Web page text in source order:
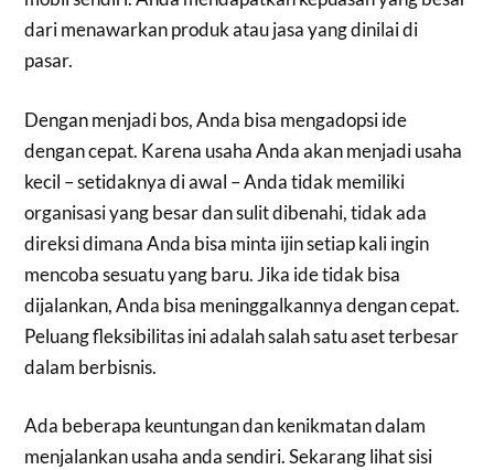
dari menawarkan produk atau jasa yang dinilai di
pasar.
Dengan menjadi bos, Anda bisa mengadopsi ide
dengan cepat. Karena usaha Anda akan menjadi usaha
kecil – setidaknya di awal – Anda tidak memiliki
organisasi yang besar dan sulit dibenahi, tidak ada
direksi dimana Anda bisa minta ijin setiap kali ingin
mencoba sesuatu yang baru. Jika ide tidak bisa
dijalankan, Anda bisa meninggalkannya dengan cepat.
Peluang fleksibilitas ini adalah salah satu aset terbesar
dalam berbisnis.
Ada beberapa keuntungan dan kenikmatan dalam
menjalankan usaha anda sendiri. Sekarang lihat sisi